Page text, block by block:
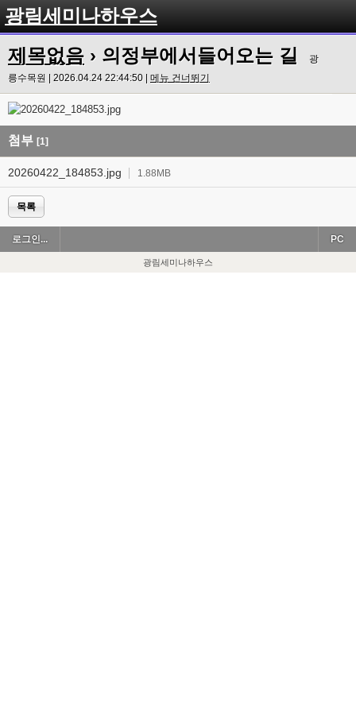
광림세미나하우스
제목없음 › 의정부에서들어오는 길
광
릉수목원 | 2026.04.24 22:44:50 | 메뉴 건너뛰기
첨부 [1]
20260422_184853.jpg 1.88MB
목록
로그인... PC
광림세미나하우스